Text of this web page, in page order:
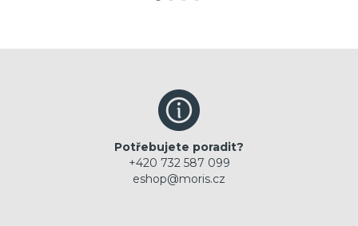
Potřebujete poradit?
+420 732 587 099
eshop@moris.cz